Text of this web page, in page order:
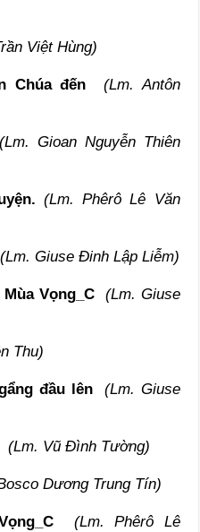
Việt Hùng)
Chúa đến (Lm. Antôn
(Lm. Gioan Nguyễn Thiên
(Lm. Phêrô Lê Văn
(Lm. Giuse Đinh Lập Liễm)
Vọng_C (Lm. Giuse
Thu)
đầu lên(Lm. Giuse
(Lm. Vũ Đình Tường)
Dương Trung Tín)
(Lm. Phêrô Lê